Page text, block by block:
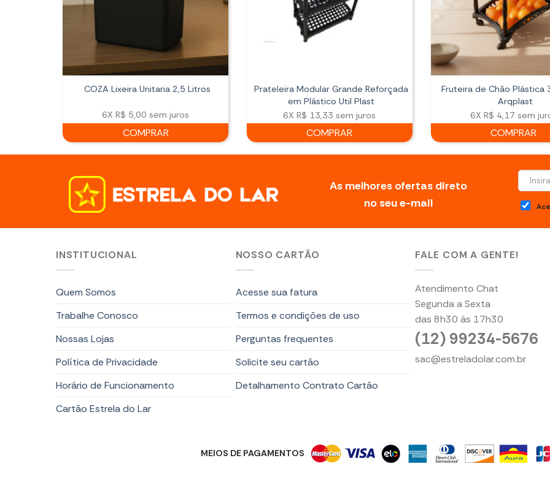
COZA Lixeira Unitaria 2,5 Litros
6XR$ 5,00 sem juros
COMPRAR
Prateleira Modular Grande Reforçada
em Plástico Util Plast
6XR$ 13,33 sem juros
COMPRAR
Fruteira de Chão Plástica
Arqplast
6X R$ 4,17 sem
COMPRAR
As melhores ofertas direto
no seu e-mail
INSTITUCIONAL
Quem Somos
Trabalhe Conosco
Nossas Lojas
Política de Privacidade
Horário de Funcionamento
Cartão Estrela do Lar
NOSSO CARTÃO
Acesse sua fatura
Termos e condições de uso
Perguntas frequentes
Solicite seu cartão
Detalhamento Contrato Cartão
FALE COM A GENTE!
Atendimento Chat
Segunda a Sexta
das 8h30 às 17h30
(12) 99234-5676
sac@estreladolar.com.br
MEIOS DE PAGAMENTOS